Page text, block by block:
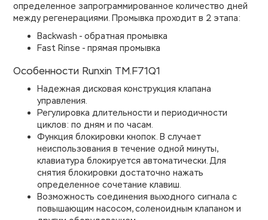
определенное запрограммированное количество дней
между регенерациями. Промывка проходит в 2 этапа:
Backwash - обратная промывка
Fast Rinse - прямая промывка
Особенности Runxin ТМ.F71Q1
Надежная дисковая конструкция клапана
управления.
Регулировка длительности и периодичности
циклов: по дням и по часам.
Функция блокировки кнопок. В случает
неиспользования в течение одной минуты,
клавиатура блокируется автоматически. Для
снятия блокировки достаточно нажать
определенное сочетание клавиш.
Возможность соединения выходного сигнала с
повышающим насосом, соленоидным клапаном и